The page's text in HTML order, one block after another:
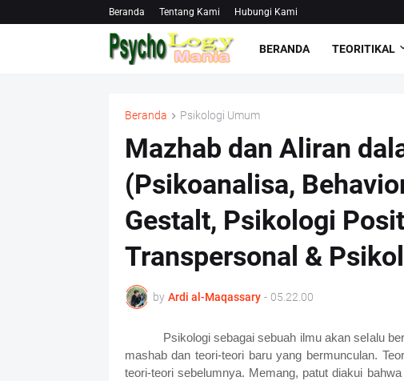
Beranda Tentang Kami Hubungi Kami
BERANDA TEORITIKAL
Beranda Psikologi Umum
Mazhab dan Aliran
(Psikoanalisa,
Gestalt, Psikologi
Transpersonal &
by Ardi al-Maqassary - 05.22.00
Psikologi sebagai sebuah ilmu akan selalu
mashab dan teori-teori baru yang bermunculan.
teori-teori sebelumnya. Memang, patut diakui